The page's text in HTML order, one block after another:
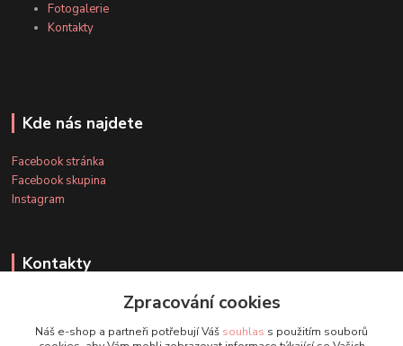
Fotogalerie
Kontakty
Kde nás najdete
Facebook stránka
Facebook skupina
Instagram
Kontakty
+420 607 163 127
(Po-Pá, 8-20 hod., So-Ne, 8-14 hod.)
Zpracování cookies
Náš e-shop a partneři potřebují Váš souhlas s použitím souborů